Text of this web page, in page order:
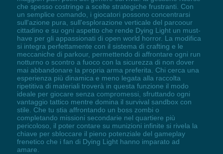
che spesso costringe a scelte strategiche frustranti. Con
un semplice comando, i giocatori possono concentrarsi
sull'azione pura, sull'esplorazione verticale del parcoour
cittadino e su ogni aspetto che rende Dying Light un must-
have per gli appassionati di open world horror. La modifica
si integra perfettamente con il sistema di crafting e le
meccaniche di parkour, permettendo di affrontare ogni run
notturno o scontro a fuoco con la sicurezza di non dover
mai abbandonare la propria arma preferita. Chi cerca una
esperienza più dinamica e meno legata alla raccolta
ripetitiva di materiali troverà in questa funzione il modo
ideale per giocare senza compromessi, sfruttando ogni
vantaggio tattico mentre domina il survival sandbox con
stile. Che tu stia affrontando un boss zombi o
completando missioni secondarie nel quartiere più
pericoloso, il poter contare su munizioni infinite si rivela la
chiave per sbloccare il pieno potenziale del gameplay
frenetico che i fan di Dying Light hanno imparato ad
amare.